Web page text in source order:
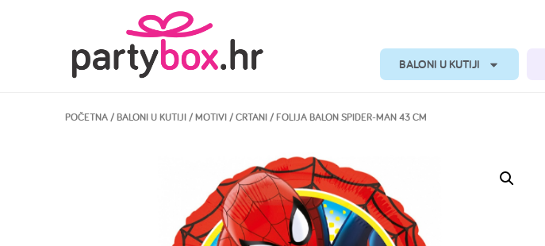
BALONI U KUTIJI
POČETNA/BALONI U KUTIJI/MOTIVI/CRTANI/ FOLIJA BALON SPIDER-MAN 43 CM